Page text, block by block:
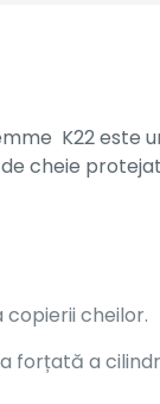
K22 este
cheie
cheilor.
forțată a